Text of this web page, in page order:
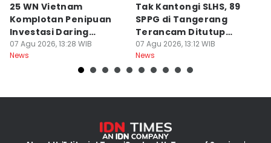
25 WN Vietnam
Komplotan Penipuan
Investasi Daring
Dideportasi
07 Agu 2026, 13:28 WIB
News
Tak Kantongi SLHS, 89
SPPG di Tangerang
Terancam Ditutup
Permanen
07 Agu 2026, 13:12 WIB
News